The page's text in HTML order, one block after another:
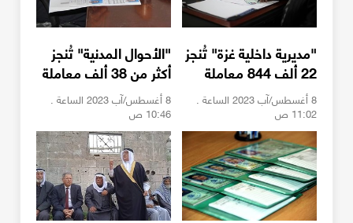
"مديرية داخلية غزة" تُنجز
22 ألف 844 معاملة
خلال يوليو 8 أغسطس/آب 2023 الساعة .
11:02 ص
"الأحوال المدنية" تُنجز
أكثر من 38 ألف معاملة
للمواطنين خلال يوليو
8 أغسطس/آب 2023 الساعة .
10:46 ص